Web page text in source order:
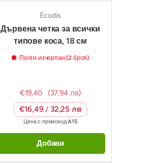
Écodis
Дървена четка за всички
типове коса, 18 см
Почти изчерпан (2 броя)
€19,40
(37,94 лв)
€16,49 / 32,25 лв
Цена с промокодA15
Добави